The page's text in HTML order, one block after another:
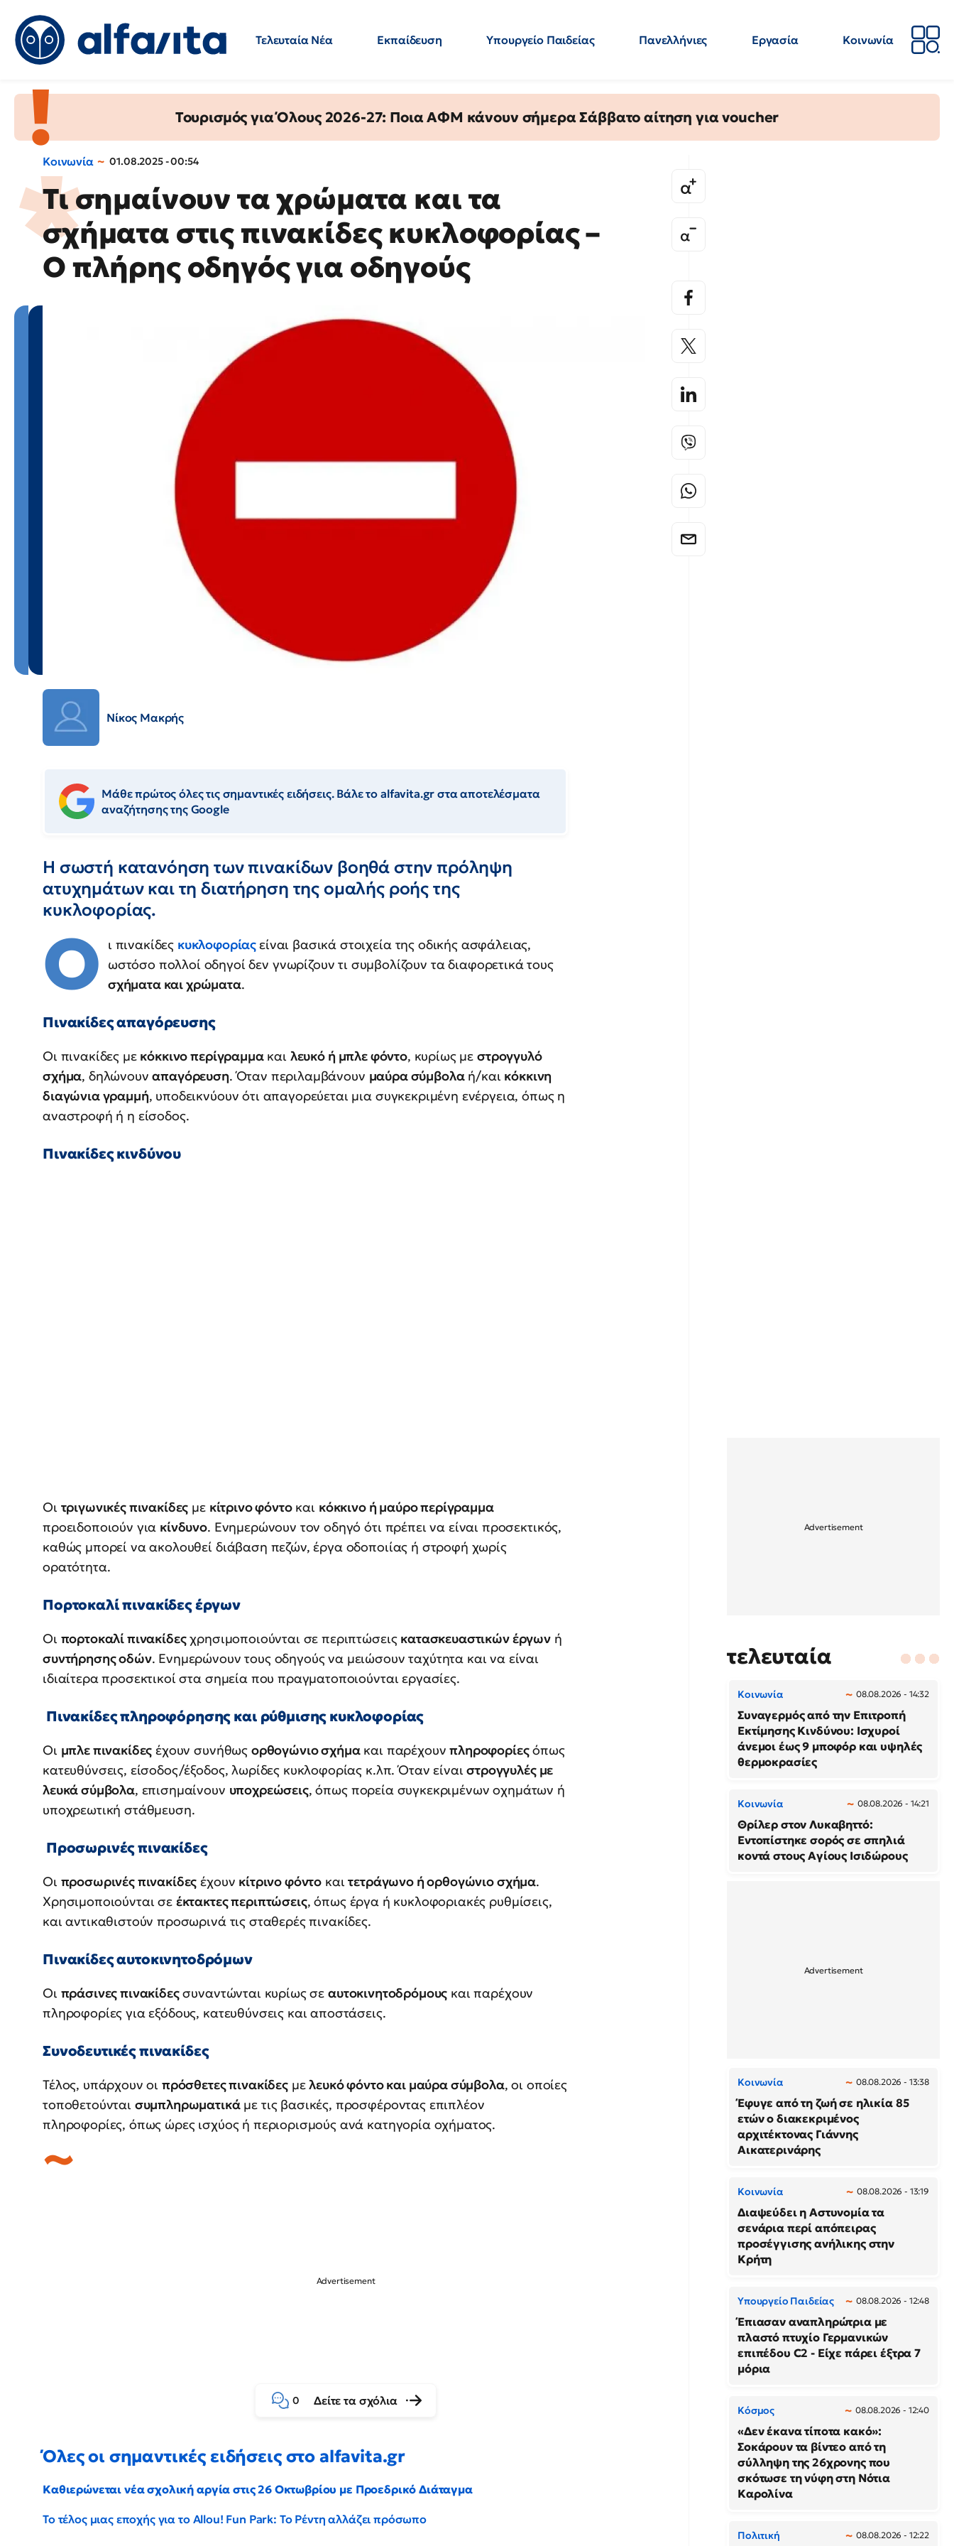
Τελευταία Νέα Εκπαίδευση Υπουργείο Παιδείας Πανελλήνιες Εργασία
Κοινωνία
Τουρισμός για Όλους 2026-27: Ποια ΑΦΜ κάνουν σήμερα Σάββατο αίτηση για voucher
Κοινωνία 01.08.2025 - 00:54
Τι σημαίνουν τα χρώματα και τα
σχήματα στις πινακίδες κυκλοφορίας –
Ο πλήρης οδηγός για οδηγούς
Νίκος Μακρής
Μάθε πρώτος όλες τις σημαντικές ειδήσεις. Βάλε το alfavita.gr στα αποτελέσματα
αναζήτησης της Google
Η σωστή κατανόηση των πινακίδων βοηθά στην πρόληψη
ατυχημάτων και τη διατήρηση της ομαλής ροής της
κυκλοφορίας.
Ο ι πινακίδες κυκλοφορίαςείναι βασικά στοιχεία της οδικής ασφάλειας,
ωστόσο πολλοί οδηγοί δεν γνωρίζουν τι συμβολίζουν τα διαφορετικά τους
σχήματα και χρώματα.
Πινακίδες απαγόρευσης
Οι πινακίδες με κόκκινο περίγραμμακαι λευκό ή μπλε φόντο, κυρίως με στρογγυλό
σχήμα, δηλώνουναπαγόρευση. Όταν περιλαμβάνουν μαύρα σύμβολαή/και κόκκινη
διαγώνια γραμμή, υποδεικνύουν ότι απαγορεύεται μια συγκεκριμένη ενέργεια, όπως η
αναστροφή ή η είσοδος.
Πινακίδες κινδύνου
Οι τριγωνικές πινακίδες με κίτρινο φόντοκαι κόκκινο ή μαύρο περίγραμμα
προειδοποιούν για κίνδυνο. Ενημερώνουν τον οδηγό ότι πρέπει να είναι προσεκτικός,
καθώς μπορεί να ακολουθεί διάβαση πεζών, έργα οδοποιίας ή στροφή χωρίς
ορατότητα.
Πορτοκαλί πινακίδες έργων
Οι πορτοκαλί πινακίδεςχρησιμοποιούνται σε περιπτώσεις κατασκευαστικών έργωνή
συντήρησης οδών. Ενημερώνουν τους οδηγούς να μειώσουν ταχύτητα και να είναι
ιδιαίτερα προσεκτικοί στα σημεία που πραγματοποιούνται εργασίες.
Πινακίδες πληροφόρησης και ρύθμισης κυκλοφορίας
Οι μπλε πινακίδες έχουν συνήθως ορθογώνιο σχήμακαι παρέχουνπληροφορίεςόπως
κατευθύνσεις, είσοδος/έξοδος, λωρίδες κυκλοφορίας κ.λπ. Όταν είναιστρογγυλές με
λευκά σύμβολα, επισημαίνουν υποχρεώσεις, όπως πορεία συγκεκριμένων οχημάτων ή
υποχρεωτική στάθμευση.
Προσωρινές πινακίδες
Οι προσωρινές πινακίδες έχουν κίτρινο φόντο καιτετράγωνο ή ορθογώνιο σχήμα.
Χρησιμοποιούνται σε έκτακτες περιπτώσεις, όπως έργα ή κυκλοφοριακές ρυθμίσεις,
και αντικαθιστούν προσωρινά τις σταθερές πινακίδες.
Πινακίδες αυτοκινητοδρόμων
Οι πράσινες πινακίδεςσυναντώνται κυρίως σε αυτοκινητοδρόμους και παρέχουν
πληροφορίες για εξόδους, κατευθύνσεις και αποστάσεις.
Συνοδευτικές πινακίδες
Τέλος, υπάρχουν οι πρόσθετες πινακίδεςμελευκό φόντο και μαύρα σύμβολα, οι οποίες
τοποθετούνται συμπληρωματικάμε τις βασικές, προσφέροντας επιπλέον
πληροφορίες, όπως ώρες ισχύος ή περιορισμούς ανά κατηγορία οχήματος.
0 Δείτε τα σχόλια
Όλες οι σημαντικές ειδήσεις στο alfavita.gr
Καθιερώνεται νέα σχολική αργία στις 26 Οκτωβρίου με Προεδρικό Διάταγμα
Το τέλος μιας εποχής για το Allou! Fun Park: Το Ρέντη αλλάζει πρόσωπο
τελευταία
Κοινωνία 08.08.2026 - 14:32
Συναγερμός από την Επιτροπή
Εκτίμησης Κινδύνου: Ισχυροί
άνεμοι έως 9 μποφόρ και υψηλές
θερμοκρασίες
Κοινωνία 08.08.2026 - 14:21
Θρίλερ στον Λυκαβηττό:
Εντοπίστηκε σορός σε σπηλιά
κοντά στους Αγίους Ισιδώρους
Κοινωνία 08.08.2026 - 13:38
Έφυγε από τη ζωή σε ηλικία 85
ετών ο διακεκριμένος
αρχιτέκτονας Γιάννης
Αικατερινάρης
Κοινωνία 08.08.2026 - 13:19
Διαψεύδει η Αστυνομία τα
σενάρια περί απόπειρας
προσέγγισης ανήλικης στην
Κρήτη
Υπουργείο Παιδείας 08.08.2026 - 12:48
Έπιασαν αναπληρώτρια με
πλαστό πτυχίο Γερμανικών
επιπέδου C2 - Είχε πάρει έξτρα 7
μόρια
Κόσμος 08.08.2026 - 12:40
«Δεν έκανα τίποτα κακό»:
Σοκάρουν τα βίντεο από τη
σύλληψη της 26χρονης που
σκότωσε τη νύφη στη Νότια
Καρολίνα
Πολιτική 08.08.2026 - 12:22